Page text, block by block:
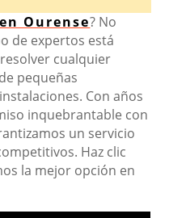
Ourense? No
de expertos está
cualquier
pequeñas
Con años
inquebrantable con
un servicio
Haz clic
la mejor opción en